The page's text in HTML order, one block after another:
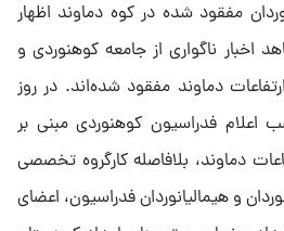
مفقود شده در کوه دماوند اظهار
اخبار ناگواری از جامعه کوهنوردی و
دماوند مفقود شده‌اند. در روز
اعلام فدراسیون کوهنوردی مبنی بر
ارتفاعات دماوند، بلافاصله کارگروه تخصصی
و هیمالیانوردان فدراسیون، اعضای